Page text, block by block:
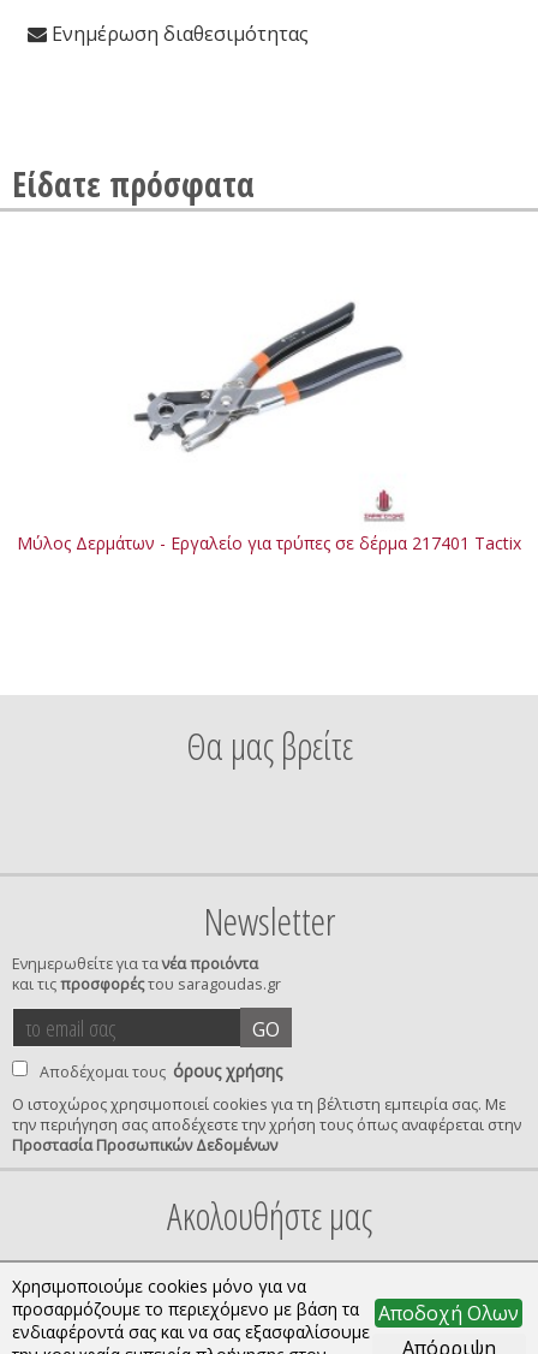
Ενημέρωση διαθεσιμότητας
Είδατε πρόσφατα
Μύλος Δερμάτων - Εργαλείο για τρύπες σε δέρμα 217401 Tactix
Θα μας βρείτε
Newsletter
Ενημερωθείτε για τανέα προιόντα
και τιςπροσφορέςτου saragoudas.gr
το
email
σας
GO
Αποδέχομαι τους όρους χρήσης
Ο ιστοχώρος χρησιμοποιεί cookies για τη βέλτιστη εμπειρία σας. Με
την περιήγηση σας αποδέχεστε την χρήση τους όπως αναφέρεται στην
Προστασία Προσωπικών Δεδομένων
confirmation
Ακολουθήστε μας
Χρησιμοποιούμε cookies μόνο για να
προσαρμόζουμε το περιεχόμενο με βάση τα
ενδιαφέροντά σας και να σας εξασφαλίσουμε
Αποδοχή Ολων
Απόρριψη